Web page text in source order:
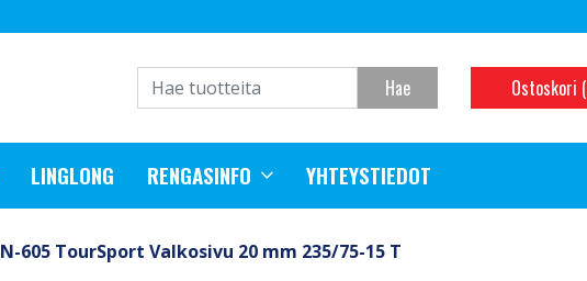
Hae Ostoskori (
LINGLONG RENGASINFO YHTEYSTIEDOT
N-605 TourSport Valkosivu 20 mm 235/75-15 T